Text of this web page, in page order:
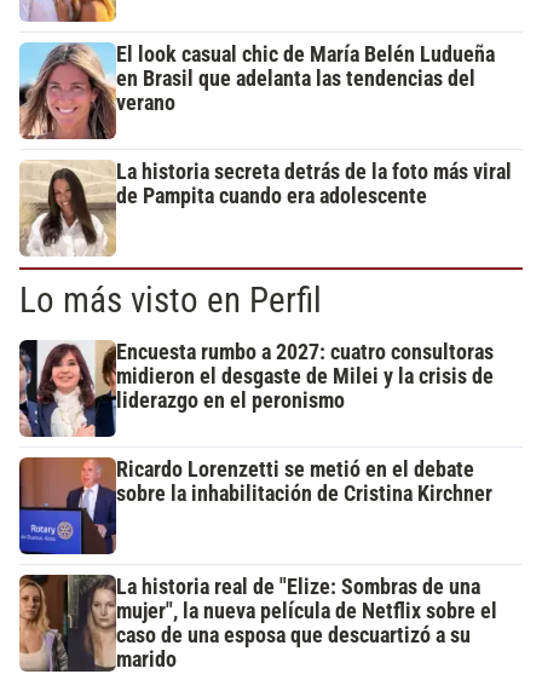
El look casual chic de María Belén Ludueña
en Brasil que adelanta las tendencias del
verano
La historia secreta detrás de la foto más viral
de Pampita cuando era adolescente
Lo más visto en Perfil
Encuesta rumbo a 2027: cuatro consultoras
midieron el desgaste de Milei y la crisis de
liderazgo en el peronismo
Ricardo Lorenzetti se metió en el debate
sobre la inhabilitación de Cristina Kirchner
La historia real de "Elize: Sombras de una
mujer", la nueva película de Netflix sobre el
caso de una esposa que descuartizó a su
marido